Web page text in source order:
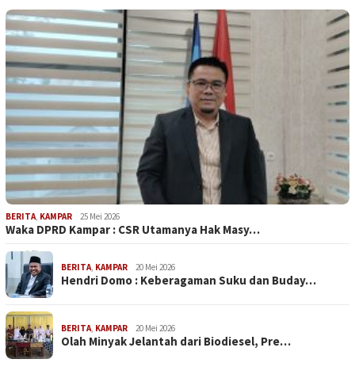
BERITA, KAMPAR 25 Mei 2026
Waka DPRD Kampar : CSR Utamanya Hak Masy…
BERITA, KAMPAR 20 Mei 2026
Hendri Domo : Keberagaman Suku dan Buday…
BERITA, KAMPAR 20 Mei 2026
Olah Minyak Jelantah dari Biodiesel, Pre…